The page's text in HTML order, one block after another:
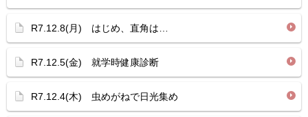
R7.12.8(月) はじめ、直角は…
R7.12.5(金) 就学時健康診断
R7.12.4(木) 虫めがねで日光集め